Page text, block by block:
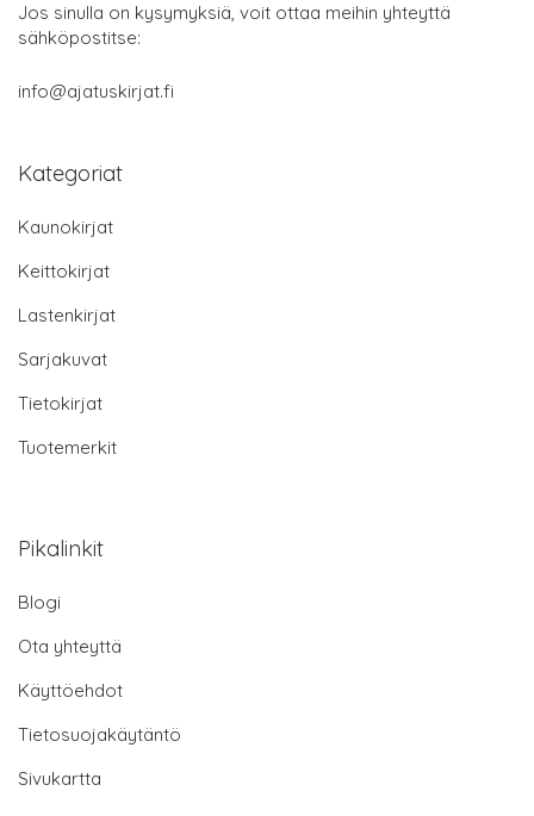
Jos sinulla on kysymyksiä, voit ottaa meihin yhteyttä
sähköpostitse:
info@ajatuskirjat.fi
Kategoriat
Kaunokirjat
Keittokirjat
Lastenkirjat
Sarjakuvat
Tietokirjat
Tuotemerkit
Pikalinkit
Blogi
Ota yhteyttä
Käyttöehdot
Tietosuojakäytäntö
Sivukartta